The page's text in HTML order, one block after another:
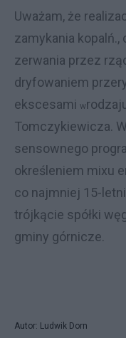
Uważam, że
zamykania kopalń.,
zerwania przez
dryfowaniem
ekscesami w
Tomczykiewicza.
sensownego
określeniem mixu
co najmniej 15-
trójkącie spółki
gminy górnicze.
Autor: Ludwik Dorn